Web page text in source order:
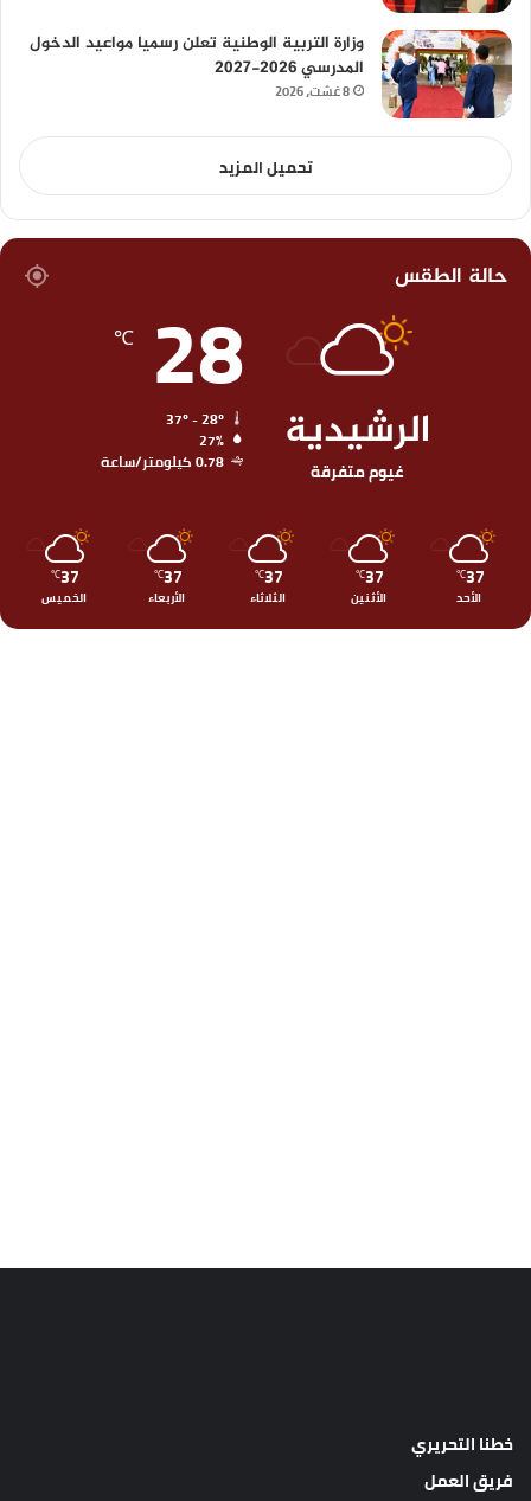
وزارة التربية الوطنية تعلن رسميا مواعيد الدخول
المدرسي 2026-2027
8 غشت، 2026
تحميل المزيد
حالة الطقس
الرشيدية
غيوم متفرقة
28
℃
27%
0.78 كيلومتر/ساعة
37
℃
الأحد
37
℃
الأثنين
37
℃
الثلاثاء
37
℃
الأربعاء
37
℃
الخميس
خطنا التحريري
فريق العمل